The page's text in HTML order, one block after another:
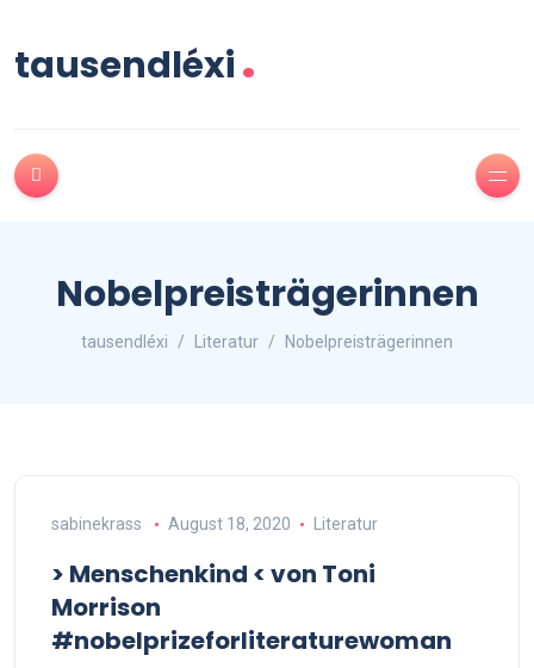
tausendléxi.
Nobelpreisträgerinnen
tausendléxi Literatur Nobelpreisträgerinnen
sabinekrass August 18, 2020 Literatur
> Menschenkind < von Toni
Morrison
#nobelprizeforliteraturewoman